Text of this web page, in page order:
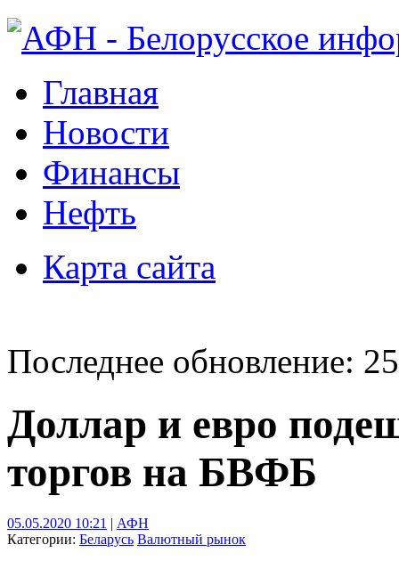
Главная
Новости
Финансы
Нефть
Карта сайта
Последнее обновление:
Доллар и евро
торгов на БВФБ
05.05.2020 10:21 | АФН
Категории: Беларусь Валютный рынок